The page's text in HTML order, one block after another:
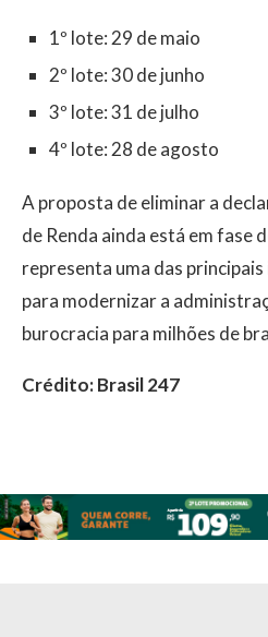
1º lote: 29 de maio
2º lote: 30 de junho
3º lote: 31 de julho
4º lote: 28 de agosto
A proposta de eliminar a
de Renda ainda está em fase
representa uma das
para modernizar a
burocracia para milhões de
Crédito: Brasil 247